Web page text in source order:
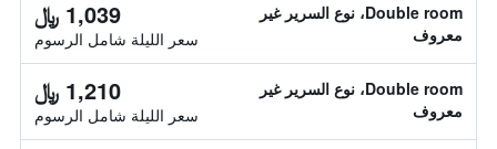
Double room، نوع السرير غير
معروف
1,039 ﷼
سعر الليلة شامل الرسوم
Double room، نوع السرير غير
معروف
1,210 ﷼
سعر الليلة شامل الرسوم